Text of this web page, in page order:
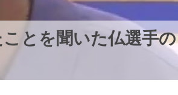
とを聞いた仏選手の